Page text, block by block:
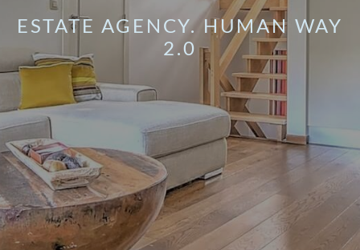
ESTATE AGENCY. HUMAN WAY
2.0